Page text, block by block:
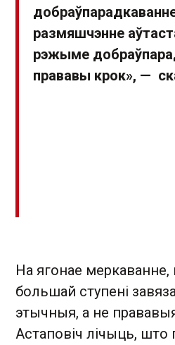
размяшчэнне
рэжыме
прававы крок», —
На ягонае меркаванне,
большай ступені
этычныя, а не
Астаповіч лічыць, што